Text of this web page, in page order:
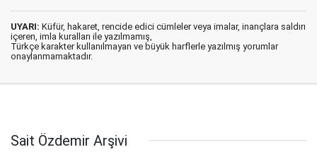
UYARI: Küfür, hakaret, rencide edici cümleler veya imalar, inançlara saldırı
içeren, imla kuralları ile yazılmamış,
Türkçe karakter kullanılmayan ve büyük harflerle yazılmış yorumlar
onaylanmamaktadır.
Sait Özdemir Arşivi